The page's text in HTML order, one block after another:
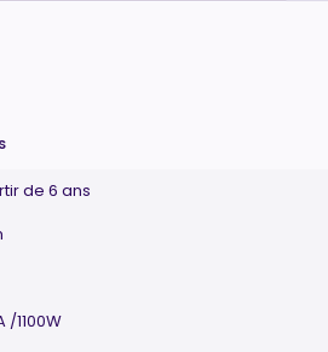
de 6 ans
/1100W